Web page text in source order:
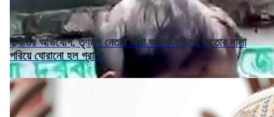
দুর্নীতির অভিযোগ, তৃণমূল নেতার মাথা অর্ধেক মুড়িয়ে, জুতোর মালা
পরিয়ে ঘোরানো হল গ্রামে